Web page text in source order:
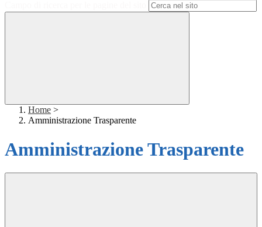
Home >
Amministrazione Trasparente
Amministrazione Trasparente